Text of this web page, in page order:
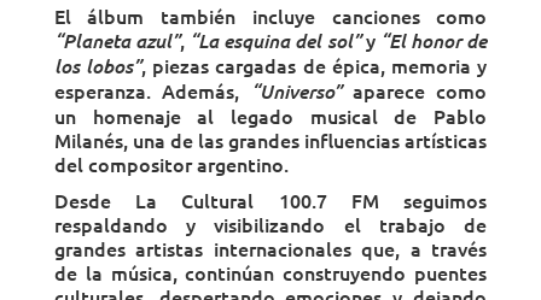
El álbum también incluye canciones como
“Planeta azul”, “La esquina del sol”y “El honor de
los lobos”, piezas cargadas de épica, memoria y
esperanza. Además,
“Universo”aparece como
un homenaje al legado musical de Pablo
Milanés, una de las grandes influencias artísticas
del compositor argentino.
Desde La Cultural 100.7 FM seguimos
respaldando y visibilizando el trabajo de
grandes artistas internacionales que, a través
de la música, continúan construyendo puentes